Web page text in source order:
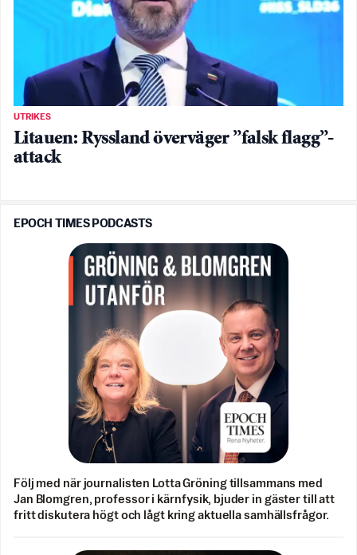
UTRIKES
Litauen: Ryssland överväger ”falsk flagg”-
attack
EPOCH TIMES PODCASTS
Följ med när journalisten Lotta Gröning tillsammans med
Jan Blomgren, professor i kärnfysik, bjuder in gäster till att
fritt diskutera högt och lågt kring aktuella samhällsfrågor.